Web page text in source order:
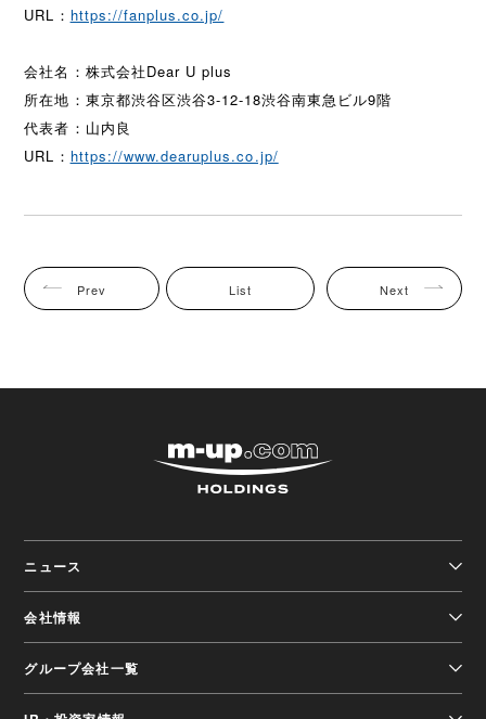
URL： https://fanplus.co.jp/
会社名：株式会社Dear U plus
所在地：東京都渋谷区渋谷3-12-18渋谷南東急ビル9階
代表者：山内良
URL： https://www.dearuplus.co.jp/
Prev List Next
ニュース
会社情報
グループ会社一覧